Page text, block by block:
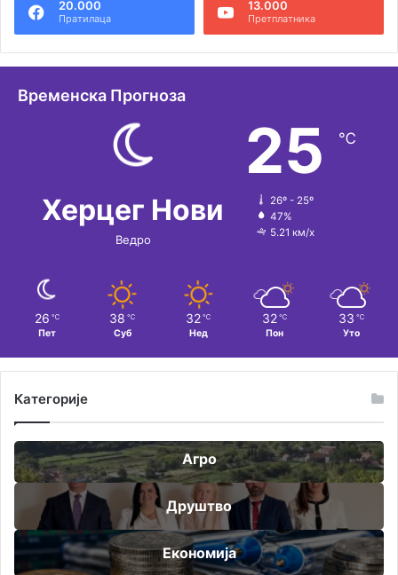
20.000
Пратилаца
13.000
Претплатника
Временска Прогноза
Херцег Нови
Ведро
25 ℃
26º - 25º
47%
5.21 км/х
26 ℃
Пет
38 ℃
Суб
32 ℃
Нед
32 ℃
Пон
33 ℃
Уто
Категорије
Агро
Друштво
Економија